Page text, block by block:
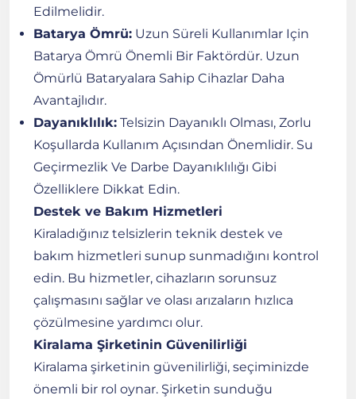
Edilmelidir.
Batarya Ömrü: Uzun Süreli Kullanımlar Için
Batarya Ömrü Önemli Bir Faktördür. Uzun
Ömürlü Bataryalara Sahip Cihazlar Daha
Avantajlıdır.
Dayanıklılık: Telsizin Dayanıklı Olması, Zorlu
Koşullarda Kullanım Açısından Önemlidir. Su
Geçirmezlik Ve Darbe Dayanıklılığı Gibi
Özelliklere Dikkat Edin.
Destek ve Bakım Hizmetleri
Kiraladığınız telsizlerin teknik destek ve
bakım hizmetleri sunup sunmadığını kontrol
edin. Bu hizmetler, cihazların sorunsuz
çalışmasını sağlar ve olası arızaların hızlıca
çözülmesine yardımcı olur.
Kiralama Şirketinin Güvenilirliği
Kiralama şirketinin güvenilirliği, seçiminizde
önemli bir rol oynar. Şirketin sunduğu